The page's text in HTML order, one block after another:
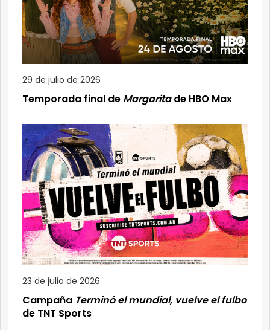
29 de julio de 2026
Temporada final de Margaritade HBO Max
23 de julio de 2026
Campaña Terminó el mundial, vuelve el fulbo
de TNT Sports